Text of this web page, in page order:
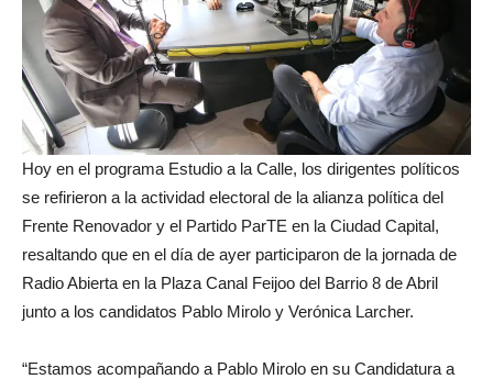
Hoy en el programa Estudio a la Calle, los dirigentes políticos
se refirieron a la actividad electoral de la alianza política del
Frente Renovador y el Partido ParTE en la Ciudad Capital,
resaltando que en el día de ayer participaron de la jornada de
Radio Abierta en la Plaza Canal Feijoo del Barrio 8 de Abril
junto a los candidatos Pablo Mirolo y Verónica Larcher.
“Estamos acompañando a Pablo Mirolo en su Candidatura a